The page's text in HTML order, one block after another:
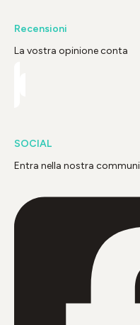
Recensioni
La vostra opinione conta
SOCIAL
Entra nella nostra